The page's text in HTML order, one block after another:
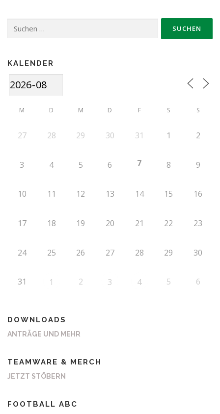
nach:
KALENDER
M D M D F S S
27 28 29 30 31 1 2
3 4 5 6 7 8 9
10 11 12 13 14 15 16
17 18 19 20 21 22 23
24 25 26 27 28 29 30
31 1 2 3 4 5 6
DOWNLOADS
ANTRÄGE UND MEHR
TEAMWARE & MERCH
JETZT STÖBERN
FOOTBALL ABC